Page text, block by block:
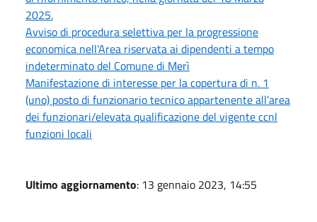
2025.
Avviso di procedura selettiva per la progressione
economica nell'Area riservata ai dipendenti a tempo
indeterminato del Comune di Merì
Manifestazione di interesse per la copertura di n. 1
(uno) posto di funzionario tecnico appartenente all’area
dei funzionari/elevata qualificazione del vigente ccnl
funzioni locali
Ultimo aggiornamento: 13 gennaio 2023, 14:55